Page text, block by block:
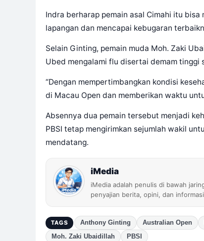
Indra berharap pemain asal Cimahi itu
lapangan dan mencapai kebugaran
Selain Ginting, pemain muda Moh. Zaki
Ubed mengalami flu disertai demam
“Dengan mempertimbangkan kondisi
di Macau Open dan memberikan waktu
Absennya dua pemain tersebut menjadi
PBSI tetap mengirimkan sejumlah wakil
mendatang.
iMedia
iMedia adalah penulis di bawah
penyajian berita, opini, dan
TAGS Anthony Ginting Australian Open
Moh. Zaki Ubaidillah
PBSI